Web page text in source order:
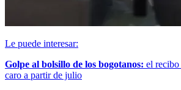
Le puede interesar:
Golpe al bolsillo de los bogotanos: el recibo
caro a partir de julio